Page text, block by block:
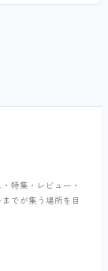
特集・レビュー・
でが集う場所を目